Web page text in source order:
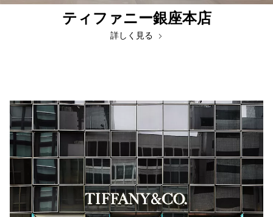
ティファニー銀座本店
詳しく見る